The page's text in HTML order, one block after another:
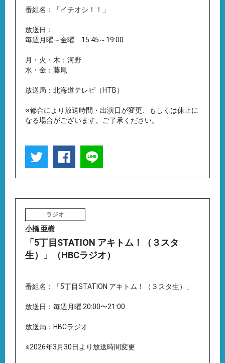
番組名：「イチオシ！！」
放送日：
毎週月曜～金曜 15:45～19:00
月・火・木：河野
水・金：藤尾
放送局：北海道テレビ（HTB）
※都合により放送時間・出演日が変更、もしくは休止に
なる場合がございます。ご了承ください。
ラジオ
小橋 亜樹
「5丁目STATION アキトム！（３スタ
生）」（HBCラジオ）
番組名：「5丁目STATION アキトム！（３スタ生）」
放送日：毎週月曜 20:00〜21:00
放送局：HBCラジオ
※2026年3月30日より放送時間変更